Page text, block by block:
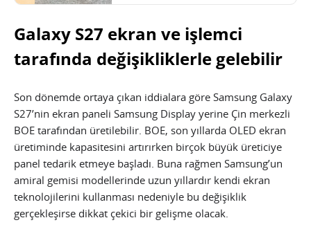
Galaxy S27 ekran ve işlemci
tarafında değişikliklerle gelebilir
Son dönemde ortaya çıkan iddialara göre Samsung Galaxy
S27’nin ekran paneli Samsung Display yerine Çin merkezli
BOE tarafından üretilebilir. BOE, son yıllarda OLED ekran
üretiminde kapasitesini artırırken birçok büyük üreticiye
panel tedarik etmeye başladı. Buna rağmen Samsung’un
amiral gemisi modellerinde uzun yıllardır kendi ekran
teknolojilerini kullanması nedeniyle bu değişiklik
gerçekleşirse dikkat çekici bir gelişme olacak.